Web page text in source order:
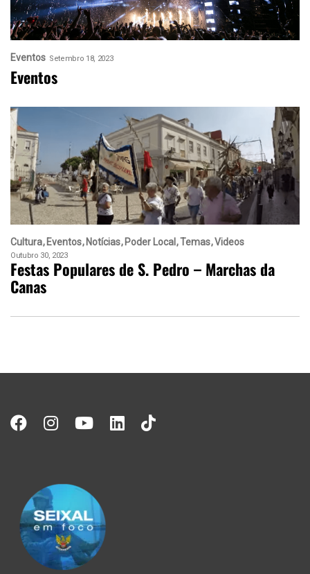
Eventos Setembro 18, 2023
Eventos
Cultura Eventos Notícias Poder Local Temas Videos
Outubro 30, 2023
Festas Populares de S. Pedro – Marchas da
Canas